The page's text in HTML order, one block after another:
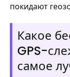
покидают
Какое
GPS-
самое